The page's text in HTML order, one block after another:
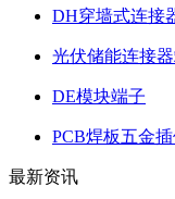
DH穿墙式连接
光伏储能连接
DE模块端子
PCB焊板五金
最新资讯